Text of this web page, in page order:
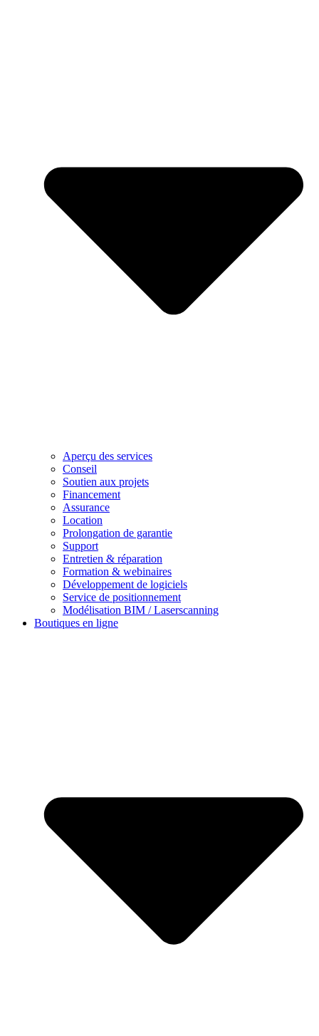
Aperçu des services
Conseil
Soutien aux projets
Financement
Assurance
Location
Prolongation de garantie
Support
Entretien & réparation
Formation & webinaires
Développement de logiciels
Service de positionnement
Modélisation BIM / Laserscanning
Boutiques en ligne